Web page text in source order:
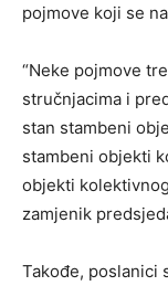
pojmove koji se
“Neke pojmove
stručnjacima i
stan stambeni
stambeni objekti
objekti
zamjenik
Takođe, poslanici